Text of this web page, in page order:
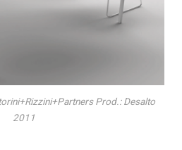
Prod.: Desalto
2011